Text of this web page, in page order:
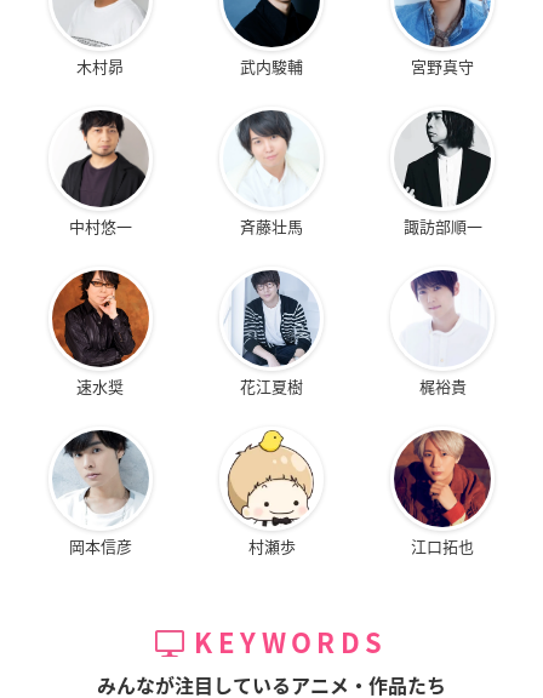
木村昴 武内駿輔 宮野真守
中村悠一 斉藤壮馬 諏訪部順一
速水奨 花江夏樹 梶裕貴
岡本信彦 村瀬歩 江口拓也
KEYWORDS
みんなが注目しているアニメ・作品たち